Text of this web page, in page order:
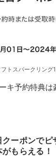
トスパークリング
キ予約特典は
ーポンでピ
もらえる！